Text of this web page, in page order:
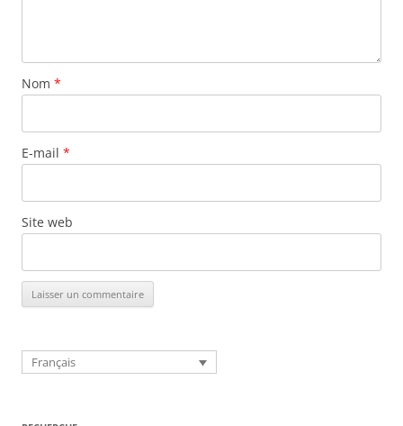
Nom *
E-mail *
Site web
Français